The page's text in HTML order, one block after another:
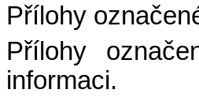
Přílohy
Přílohy
informaci.